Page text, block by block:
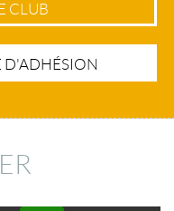
CLUB
D'ADHÉSION